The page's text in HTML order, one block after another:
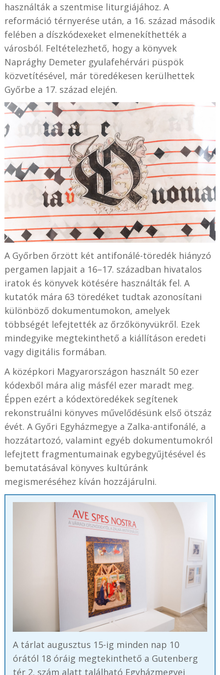
használták a szentmise liturgiájához. A
reformáció térnyerése után, a 16. század második
felében a díszkódexeket elmenekíthették a
városból. Feltételezhető, hogy a könyvek
Naprághy Demeter gyulafehérvári püspök
közvetítésével, már töredékesen kerülhettek
Győrbe a 17. század elején.
A Győrben őrzött két antifonálé-töredék hiányzó
pergamen lapjait a 16–17. században hivatalos
iratok és könyvek kötésére használták fel. A
kutatók mára 63 töredéket tudtak azonosítani
különböző dokumentumokon, amelyek
többségét lefejtették az őrzőkönyvükről. Ezek
mindegyike megtekinthető a kiállításon eredeti
vagy digitális formában.
A középkori Magyarországon használt 50 ezer
kódexből mára alig másfél ezer maradt meg.
Éppen ezért a kódextöredékek segítenek
rekonstruálni könyves művelődésünk első ötszáz
évét. A Győri Egyházmegye a Zalka-antifonálé, a
hozzátartozó, valamint egyéb dokumentumokról
lefejtett fragmentumainak egybegyűjtésével és
bemutatásával könyves kultúránk
megismeréséhez kíván hozzájárulni.
A tárlat augusztus 15-ig minden nap 10
órától 18 óráig megtekinthető a Gutenberg
tér 2. szám alatt található Egyházmegyei